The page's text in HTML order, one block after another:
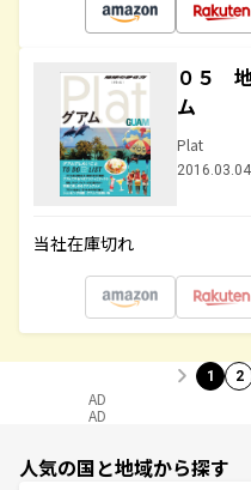
０５
ム
Plat
当社在庫切れ
1 2
AD
AD
人気の国と地域から探す